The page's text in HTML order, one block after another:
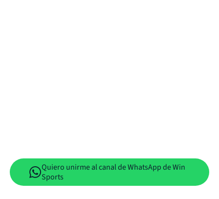
Quiero unirme al canal de WhatsApp de Win
Sports